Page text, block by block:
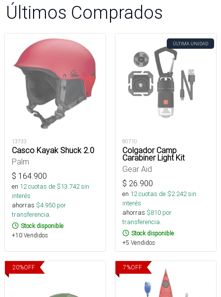
Últimos Comprados
13733
Casco Kayak Shuck 2.0
Palm
$ 164.900
en 12cuotas de $13.742sin
interés
ahorras $4.950 por
transferencia.
Stock disponible
+10 Vendidos
ÚLTIMA UNIDAD
80710
Colgador Camp
Carabiner Light Kit
Gear Aid
$ 26.900
en 12cuotas de $2.242sin
interés
ahorras $810 por
transferencia.
Stock disponible
+5 Vendidos
20%OFF 7%OFF